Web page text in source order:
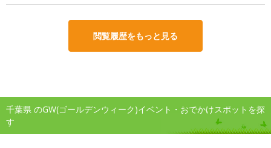
閲覧履歴をもっと見る
千葉県 のGW(ゴールデンウィーク)イベント・おでかけスポットを探
す